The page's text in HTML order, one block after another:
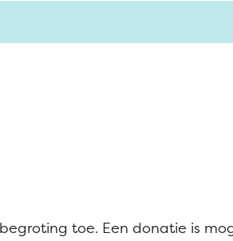
toe. Een donatie is